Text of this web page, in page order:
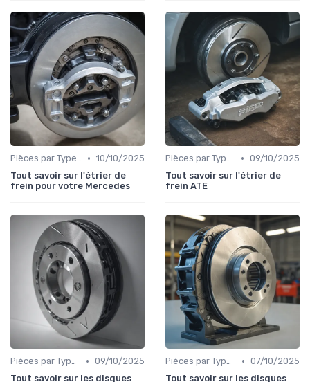
Pièces par Type (Freins, Moteur, etc.) • 10/10/2025
Tout savoir sur l'étrier de
frein pour votre Mercedes
Pièces par Type (Freins, Moteur, etc.) • 09/10/2025
Tout savoir sur l'étrier de
frein ATE
Pièces par Type (Freins, Moteur, etc.) • 09/10/2025
Tout savoir sur les disques
Pièces par Type (Freins, Moteur, etc.) • 07/10/2025
Tout savoir sur les disques